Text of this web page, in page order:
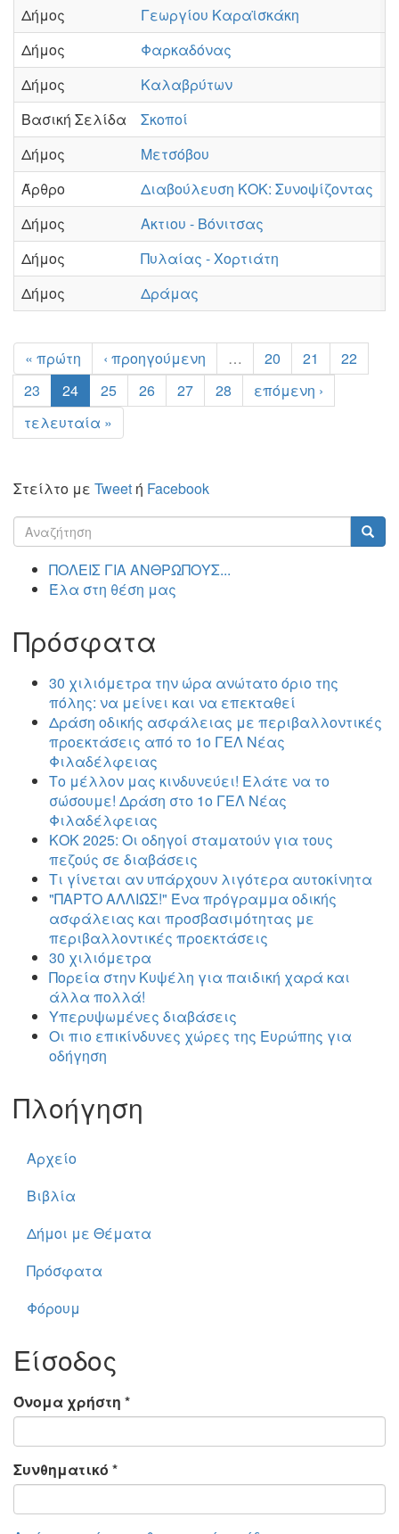
Δήμος
Γεωργίου Καραϊσκάκη
Δήμος
Φαρκαδόνας
Δήμος
Καλαβρύτων
Βασική Σελίδα
Σκοποί
Δήμος
Μετσόβου
Άρθρο
Διαβούλευση ΚΟΚ: Συνοψίζοντας
Δήμος
Ακτιου - Βόνιτσας
Δήμος
Πυλαίας - Χορτιάτη
Δήμος
Δράμας
« πρώτη ‹ προηγούμενη … 20 21
22
23
24 25 26 27 28
επόμενη ›
τελευταία »
Στείλτο με Tweet ή Facebook
Φόρμα
αναζήτησης
ΠΟΛΕΙΣ ΓΙΑ ΑΝΘΡΩΠΟΥΣ...
Έλα στη θέση μας
Πρόσφατα
30 χιλιόμετρα την ώρα ανώτατο όριο της
πόλης: να μείνει και να επεκταθεί
Δράση οδικής ασφάλειας με περιβαλλοντικές
προεκτάσεις από το 1ο ΓΕΛ Νέας
Φιλαδέλφειας
Το μέλλον μας κινδυνεύει! Ελάτε να το
σώσουμε! Δράση στο 1ο ΓΕΛ Νέας
Φιλαδέλφειας
ΚΟΚ 2025: Οι οδηγοί σταματούν για τους
πεζούς σε διαβάσεις
Τι γίνεται αν υπάρχουν λιγότερα αυτοκίνητα
"ΠΑΡΤΟ ΑΛΛΙΏΣ!" Ένα πρόγραμμα οδικής
ασφάλειας και προσβασιμότητας με
περιβαλλοντικές προεκτάσεις
30 χιλιόμετρα
Πορεία στην Κυψέλη για παιδική χαρά και
άλλα πολλά!
Υπερυψωμένες διαβάσεις
Οι πιο επικίνδυνες χώρες της Ευρώπης για
οδήγηση
Πλοήγηση
Αρχείο
Βιβλία
Δήμοι με Θέματα
Πρόσφατα
Φόρουμ
Είσοδος
Όνομα χρήστη *
Συνθηματικό *